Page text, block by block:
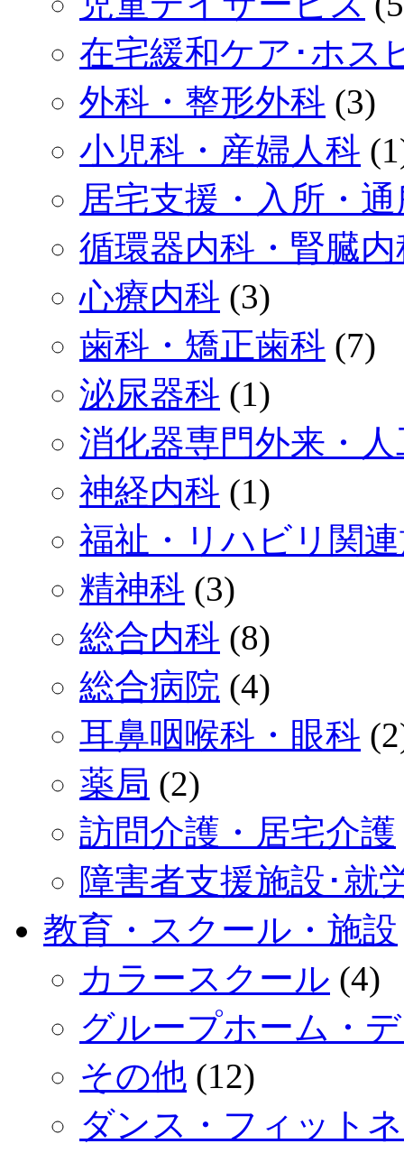
在宅緩和ケア･ホス
外科・整形外科 (3)
小児科・産婦人科
居宅支援・入所・
循環器内科・腎臓内
心療内科 (3)
歯科・矯正歯科 (7)
泌尿器科 (1)
消化器専門外来・
神経内科 (1)
福祉・リハビリ関
精神科 (3)
総合内科 (8)
総合病院 (4)
耳鼻咽喉科・眼科
薬局 (2)
訪問介護・居宅介護
障害者支援施設･就
教育・スクール・施設
カラースクール (4)
グループホーム・
その他 (12)
ダンス・フィット